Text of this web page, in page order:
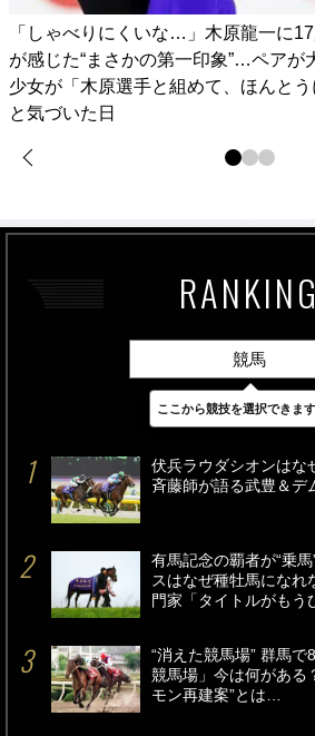
「しゃべりにくいな…」木原龍一に
が感じた“まさかの第一印象”…ペアが
少女が「木原選手と組めて、ほんとう
と気づいた日
RANKING
競馬
最新 24時間
伏兵ラウダシオンはな
斉藤師が語る武豊＆デ
有馬記念の覇者が“乗
スはなぜ種牡馬になれ
門家「タイトルがもう
“消えた競馬場” 群馬
競馬場」今は何がある
モン再建案”とは…
ここから競技を選択できます